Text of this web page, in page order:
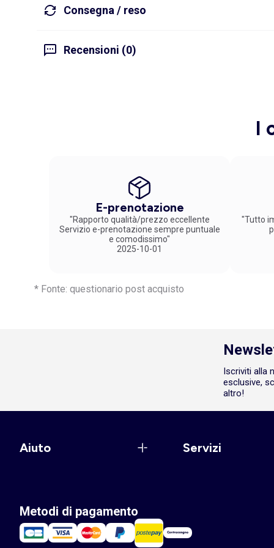
Consegna / reso
Recensioni (0)
I
E-prenotazione
"Rapporto qualità/prezzo eccellente
Servizio e-prenotazione sempre puntuale
e comodissimo"
2025-10-01
"Tutto
* Fonte: questionario post acquisto
Iscriviti alla
esclusive,
altro!
Aiuto Servizi
Metodi di pagamento